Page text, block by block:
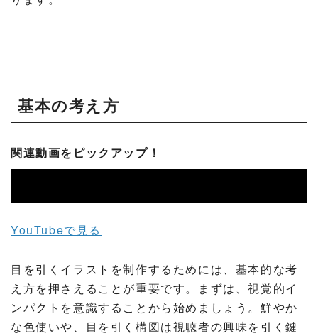
基本の考え方
関連動画をピックアップ！
YouTubeで見る
目を引くイラストを制作するためには、基本的な考
え方を押さえることが重要です。まずは、視覚的イ
ンパクトを意識することから始めましょう。鮮やか
な色使いや、目を引く構図は視聴者の興味を引く鍵